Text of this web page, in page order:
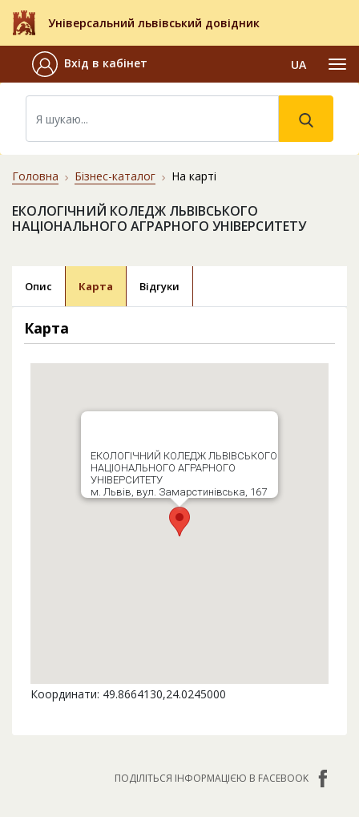
Універсальний львівський довідник
Вхід в кабінет UA
Головна Бізнес-каталог На карті
ЕКОЛОГІЧНИЙ КОЛЕДЖ ЛЬВІВСЬКОГО
НАЦІОНАЛЬНОГО АГРАРНОГО УНІВЕРСИТЕТУ
Опис Карта Відгуки
Карта
ЕКОЛОГІЧНИЙ КОЛЕДЖ ЛЬВІВСЬКОГО
НАЦІОНАЛЬНОГО АГРАРНОГО
УНІВЕРСИТЕТУ
м. Львів, вул. Замарстинівська, 167
Координати: 49.8664130,24.0245000
ПОДІЛІТЬСЯ ІНФОРМАЦІЄЮ В FACEBOOK